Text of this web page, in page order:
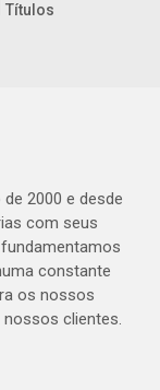
Títulos
2000 e desde
com seus
constante
os nossos
clientes.